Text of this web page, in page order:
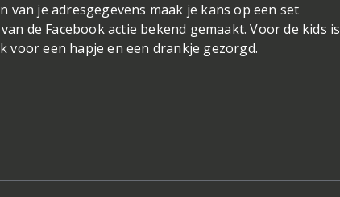
je adresgegevens maak je kans op een set
de Facebook actie bekend gemaakt. Voor de kids
voor een hapje en een drankje gezorgd.